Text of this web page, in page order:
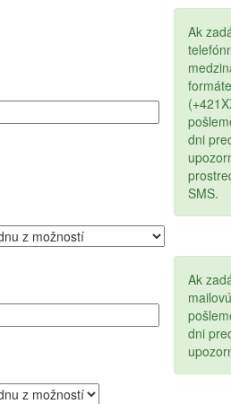
Ak
formáte
dni
SMS.
Ak
dni